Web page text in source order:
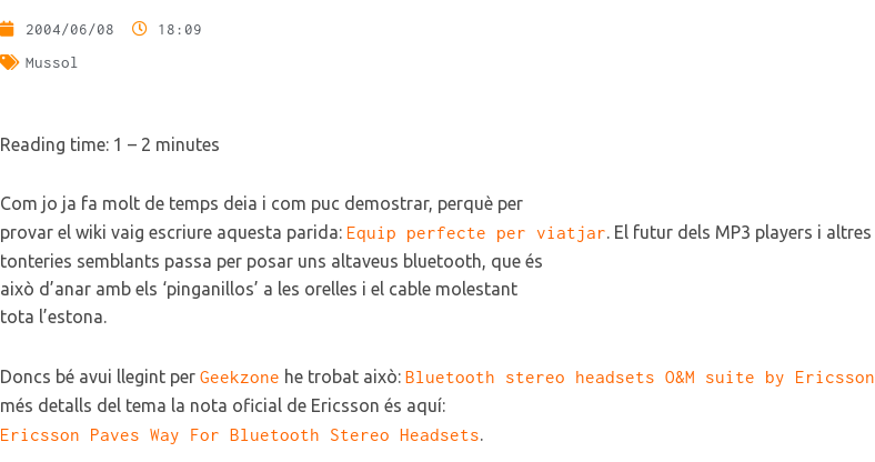
2004/06/08
18:09
Mussol
Reading time: 1 – 2 minutes
Com jo ja fa molt de temps deia i com puc demostrar, perquè per
provar el wiki vaig escriure aquesta parida: Equip perfecte per viatjar. El futur dels MP3 players i altres
tonteries semblants passa per posar uns altaveus bluetooth, que és
això d’anar amb els ‘pinganillos’ a les orelles i el cable molestant
tota l’estona.
Doncs bé avui llegint per Geekzone he trobat això: Bluetooth stereo headsets O&M suite by Ericsson
més detalls del tema la nota oficial de Ericsson és aquí:
Ericsson Paves Way For Bluetooth Stereo Headsets.